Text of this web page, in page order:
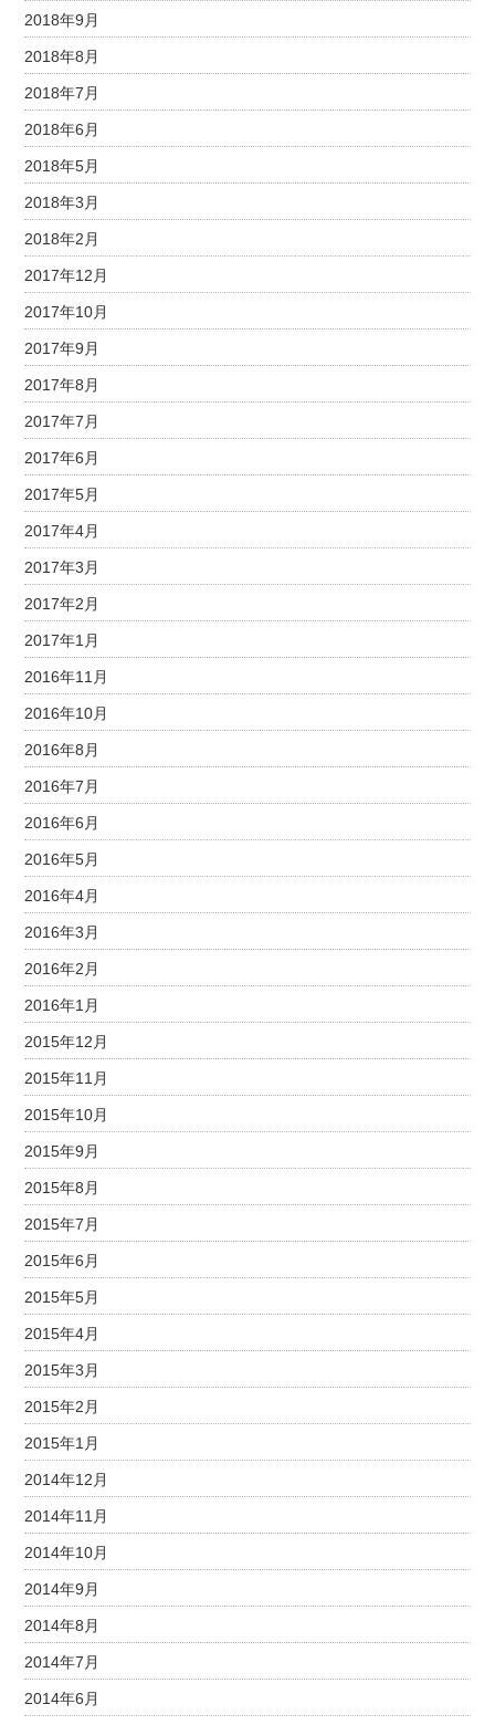
2018年9月
2018年8月
2018年7月
2018年6月
2018年5月
2018年3月
2018年2月
2017年12月
2017年10月
2017年9月
2017年8月
2017年7月
2017年6月
2017年5月
2017年4月
2017年3月
2017年2月
2017年1月
2016年11月
2016年10月
2016年8月
2016年7月
2016年6月
2016年5月
2016年4月
2016年3月
2016年2月
2016年1月
2015年12月
2015年11月
2015年10月
2015年9月
2015年8月
2015年7月
2015年6月
2015年5月
2015年4月
2015年3月
2015年2月
2015年1月
2014年12月
2014年11月
2014年10月
2014年9月
2014年8月
2014年7月
2014年6月